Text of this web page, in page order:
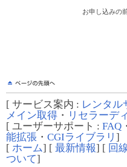
お申し込みの
[ サービス案内 : レンタル
メイン取得 ・ リセラーデ
[ ユーザーサポート : FAQ ・
能拡張 ・ CGIライブラリ ]
[ ホーム] [ 最新情報] [ 回
ついて]